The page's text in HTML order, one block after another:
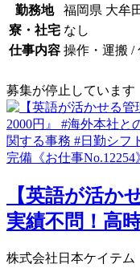
勤務地
福岡県 大牟
寮・社宅 なし
仕事内容 操作・運搬 /
募集が停止しています
【英語が活か
実績不問！高
株式会社日本ケイテム